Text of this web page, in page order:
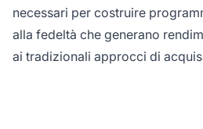
necessari per costruire
alla fedeltà che generano
ai tradizionali approcci di